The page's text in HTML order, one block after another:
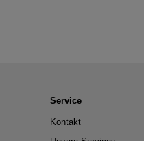
Service
Kontakt